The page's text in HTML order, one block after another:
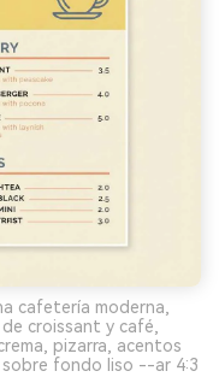
cafetería moderna,
croissant y café,
pizarra, acentos
fondo liso --ar 4:3